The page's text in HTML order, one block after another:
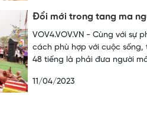
Đổi mới trong tang ma
VOV4.VOV.VN - Cùng với
cách phù hợp với cuộc
48 tiếng là phải đưa người
11/04/2023